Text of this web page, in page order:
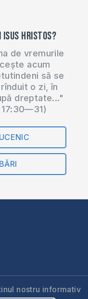
Isus Hristos?
de vremurile
acum
să se
o zi, în
dreptate..."
nostru informativ